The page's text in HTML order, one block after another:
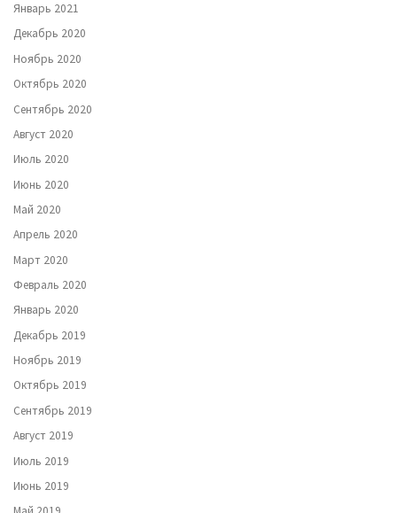
Январь 2021
Декабрь 2020
Ноябрь 2020
Октябрь 2020
Сентябрь 2020
Август 2020
Июль 2020
Июнь 2020
Май 2020
Апрель 2020
Март 2020
Февраль 2020
Январь 2020
Декабрь 2019
Ноябрь 2019
Октябрь 2019
Сентябрь 2019
Август 2019
Июль 2019
Июнь 2019